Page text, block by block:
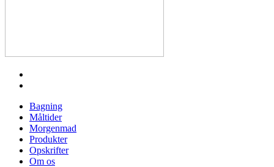
Bagning
Måltider
Morgenmad
Produkter
Opskrifter
Om os